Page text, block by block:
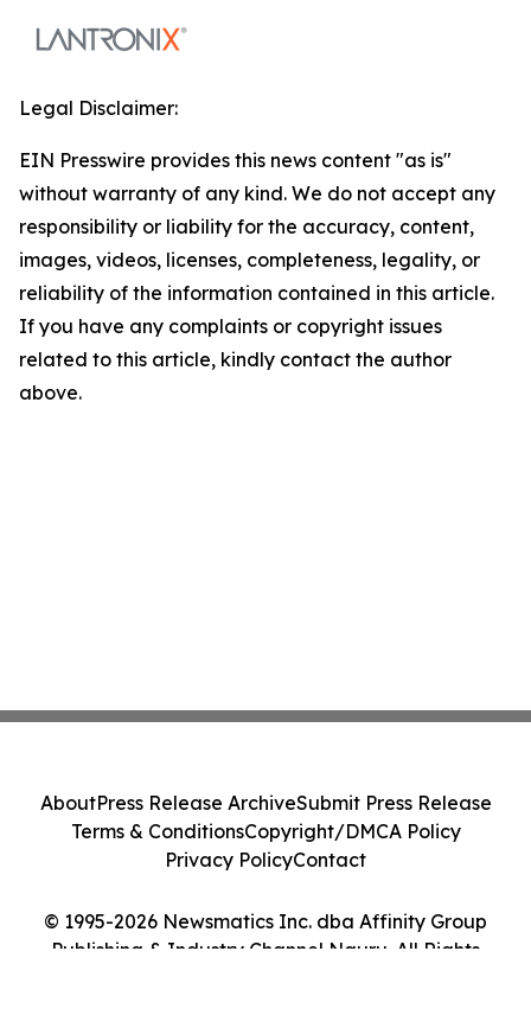
Legal Disclaimer:
EIN Presswire provides this news content "as is"
without warranty of any kind. We do not accept any
responsibility or liability for the accuracy, content,
images, videos, licenses, completeness, legality, or
reliability of the information contained in this article.
If you have any complaints or copyright issues
related to this article, kindly contact the author
above.
© 1995-2026 Newsmatics Inc. dba Affinity Group
Publishing & Industry Channel Nauru. All Rights
AboutPress Release ArchiveSubmit Press Release
Terms & ConditionsCopyright/DMCA Policy
Privacy PolicyContact